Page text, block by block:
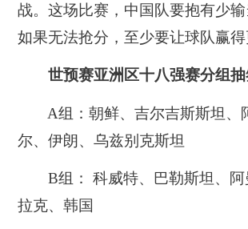
战。这场比赛，中国队要抱有少输
如果无法抢分，至少要让球队赢得
世预赛亚洲区十八强赛分组
A组：朝鲜、吉尔吉斯斯坦、
尔、伊朗、乌兹别克斯坦
B组： 科威特、巴勒斯坦、阿
拉克、韩国